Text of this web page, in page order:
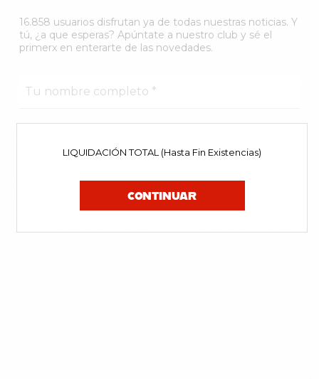
LIQUIDACIÓN TOTAL (Hasta Fin Existencias)
CONTINUAR
16.858 usuarios disfrutan ya de todas nuestras noticias. Y
tú, ¿a que esperas? Apúntate a nuestro club y sé el
primerx en enterarte de las novedades.